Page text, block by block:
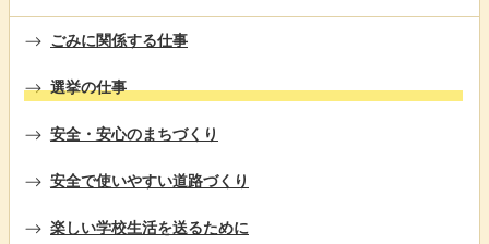
ごみに関係する仕事
選挙の仕事
安全・安心のまちづくり
安全で使いやすい道路づくり
楽しい学校生活を送るために